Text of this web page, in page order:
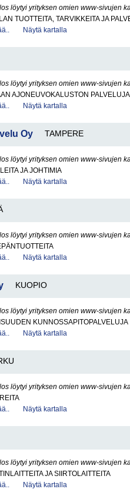
löytyi yrityksen omien www-sivujen
TUOTTEITA, TARVIKKEITA JA
Näytä kartalla
löytyi yrityksen omien www-sivujen
AJONEUVOKALUSTON
Näytä kartalla
Oy TAMPERE
löytyi yrityksen omien www-sivujen
JA JOHTIMIA
Näytä kartalla
löytyi yrityksen omien www-sivujen
Näytä kartalla
KUOPIO
löytyi yrityksen omien www-sivujen
KUNNOSSAPITOPALVELUJA
Näytä kartalla
löytyi yrityksen omien www-sivujen
Näytä kartalla
löytyi yrityksen omien www-sivujen
JA SIIRTOLAITTEITA
Näytä kartalla